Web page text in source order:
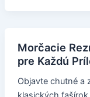
Morčacie
pre Každú
Objavte chutné a